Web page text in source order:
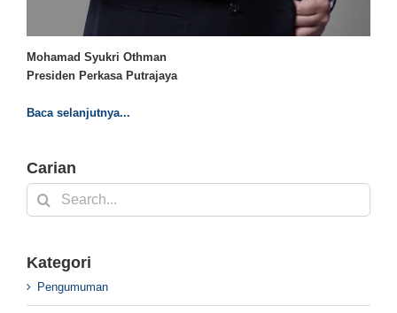
Mohamad Syukri Othman
Presiden Perkasa Putrajaya
Baca selanjutnya...
Carian
Search
for:
Kategori
Pengumuman